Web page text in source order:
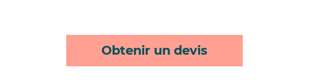
Obtenir un devis